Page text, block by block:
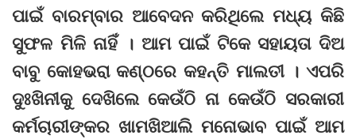
ପାଇଁ ବାରମ୍ବାର ଆବେଦନ କରିଥିଲେ ମଧ୍ୟ କିଛି
ସୁଫଳ ମିଳି ନାହିଁ । ଆମ ପାଇଁ ଟିକେ ସହାୟତା ଦିଅ
ବାବୁ କୋହଭରା କଣ୍ଠରେ କହନ୍ତି ମାଲତୀ । ଏପରି
ଦୁଃଖିନୀକୁ ଦେଖିଲେ କେଉଁଠି ନା କେଉଁଠି ସରକାରୀ
କର୍ମଚାରୀଙ୍କର ଖାମଖିଆଲି ମନୋଭାବ ପାଇଁ ଆମ